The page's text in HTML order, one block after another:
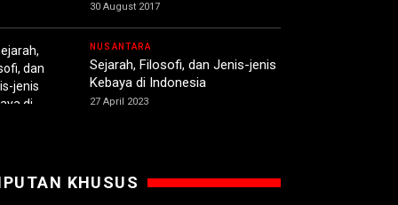
30 August 2017
NUSANTARA
Sejarah, Filosofi, dan Jenis-jenis
Kebaya di Indonesia
27 April 2023
KHUSUS